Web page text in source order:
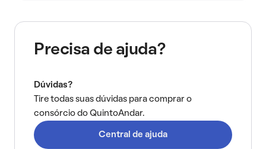
Precisa de ajuda?
Dúvidas?
Tire todas suas dúvidas para comprar o
consórcio do QuintoAndar.
Central de ajuda